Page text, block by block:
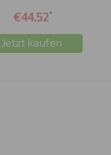
€44.52*
Jetzt kaufen